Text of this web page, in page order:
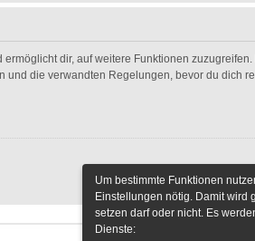
dir, auf weitere Funktionen
die verwandten Regelungen, bevor du dich
Um bestimmte Funktionen
Einstellungen nötig. Damit wird
setzen darf oder nicht. Es
Dienste: